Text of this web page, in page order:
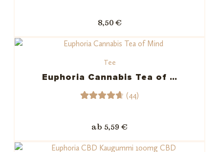
5,
basieren
Kundenb
ewertun
8,50 €
Tee
Euphoria Cannabis Tea of …
4.75von
5,
(44)
ab 5,59 €